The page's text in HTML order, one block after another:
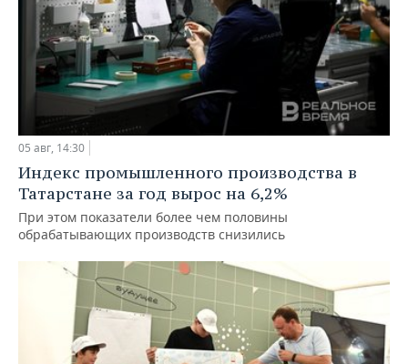
05 авг, 14:30
Индекс промышленного производства в
Татарстане за год вырос на 6,2%
При этом показатели более чем половины
обрабатывающих производств снизились